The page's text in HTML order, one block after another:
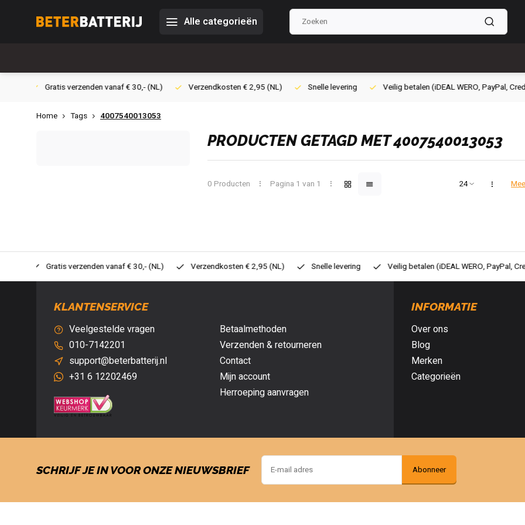
Alle categorieën
Verzendkosten € 2,95 (NL) Snelle levering Veilig betalen (iDEAL WERO, PayPal, Credit card of Achteraf betalen)
Home Tags 4007540013053
PRODUCTEN GETAGD MET 4007540013053
0 Producten Pagina 1 van 1
Verzendkosten € 2,95 (NL) Snelle levering Veilig betalen (iDEAL WERO, PayPal, Credit card of Achteraf betalen)
KLANTENSERVICE
Veelgestelde vragen
010-7142201
support@beterbatterij.nl
+31 6 12202469
Betaalmethoden
Verzenden & retourneren
Contact
Mijn account
Herroeping aanvragen
INFORMATIE
Over ons
Blog
Merken
Categorieën
SCHRIJF JE IN VOOR ONZE NIEUWSBRIEF Abonneer